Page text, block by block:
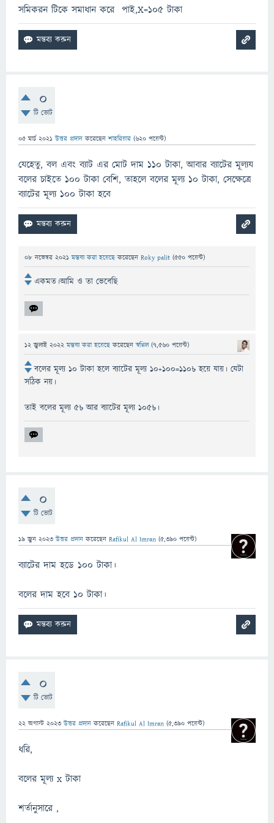
সমিকরন টিকে সমাধান করে পাই,X=105 টাকা
0
টি ভোট
05 মার্চ 2021 উত্তর প্রদান করেছেনশাহরিয়ার (620 পয়েন্ট)
যেহেতু, বল এবং ব্যাট এর মোট দাম ১১০ টাকা, আবার ব্যাটের মূল্যয
বলের চাইতে ১০০ টাকা বেশি, তাহলে বলের মূল্য ১০ টাকা, সেক্ষেত্রে
ব্যাটের মূল্য ১০০ টাকা হবে
08 নভেম্বর 2021 মন্তব্য করা হয়েছেকরেছেন Roky palit (550 পয়েন্ট)
একমত।আমি ও তা ভেবেছি
12 জুলাই 2022 মন্তব্য করা হয়েছেকরেছেনস্বপ্নিল (7,560 পয়েন্ট)
বলের মূল্য ১০ টাকা হলে ব্যাটের মূল্য ১০+১০০=১১০৳ হয়ে যায়। যেটা
সঠিক নয়।
তাই বলের মূল্য ৫৳ আর ব্যাটের মূল্য ১০৫৳।
0
টি ভোট
19 জুন 2023 উত্তর প্রদান করেছেন Rafikul Al Imran (5,390 পয়েন্ট)
ব্যাটের দাম হডে 100 টাকা।
বলের দাম হবে 10 টাকা।
0
টি ভোট
22 অগাস্ট 2023 উত্তর প্রদান করেছেন Rafikul Al Imran (5,390 পয়েন্ট)
ধরি,
বলের মূল্য x টাকা
শর্তানুসারে ,